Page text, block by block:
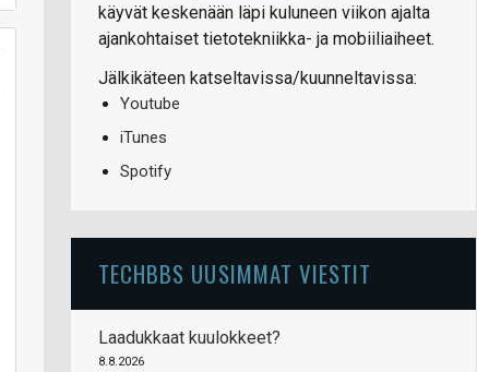
käyvät keskenään läpi kuluneen viikon ajalta
ajankohtaiset tietotekniikka- ja mobiiliaiheet.
Jälkikäteen katseltavissa/kuunneltavissa:
Youtube
iTunes
Spotify
TECHBBS UUSIMMAT VIESTIT
Laadukkaat kuulokkeet?
8.8.2026